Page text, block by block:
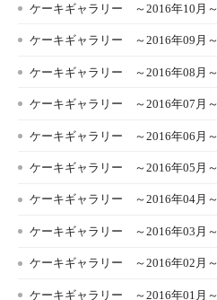
ケーキギャラリー ～2016年10月～
ケーキギャラリー ～2016年09月～
ケーキギャラリー ～2016年08月～
ケーキギャラリー ～2016年07月～
ケーキギャラリー ～2016年06月～
ケーキギャラリー ～2016年05月～
ケーキギャラリー ～2016年04月～
ケーキギャラリー ～2016年03月～
ケーキギャラリー ～2016年02月～
ケーキギャラリー ～2016年01月～